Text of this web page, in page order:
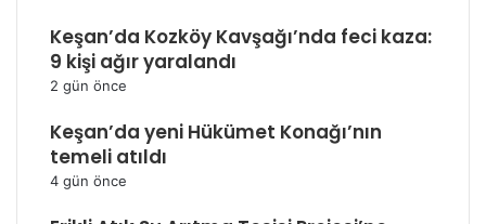
Keşan’da Kozköy Kavşağı’nda feci kaza:
9 kişi ağır yaralandı
2 gün önce
Keşan’da yeni Hükümet Konağı’nın
temeli atıldı
4 gün önce